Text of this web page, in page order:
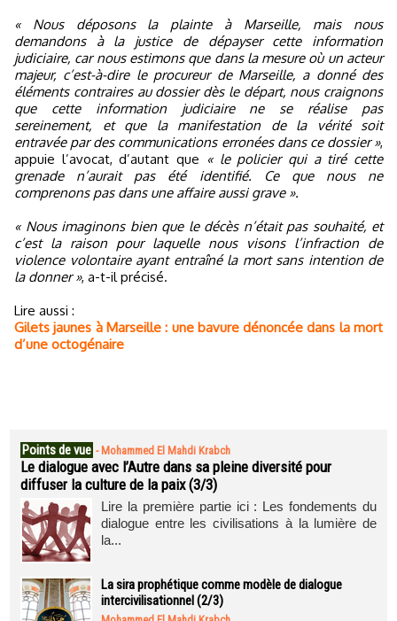
« Nous déposons la plainte à Marseille, mais nous
demandons à la justice de dépayser cette information
judiciaire, car nous estimons que dans la mesure où un acteur
majeur, c’est-à-dire le procureur de Marseille, a donné des
éléments contraires au dossier dès le départ, nous craignons
que cette information judiciaire ne se réalise pas
sereinement, et que la manifestation de la vérité soit
entravée par des communications erronées dans ce dossier »,
appuie l’avocat, d’autant que « le policier qui a tiré cette
grenade n’aurait pas été identifié. Ce que nous ne
comprenons pas dans une affaire aussi grave ».
« Nous imaginons bien que le décès n’était pas souhaité, et
c’est la raison pour laquelle nous visons l’infraction de
violence volontaire ayant entraîné la mort sans intention de
la donner », a-t-il précisé.
Lire aussi :
Gilets jaunes à Marseille : une bavure dénoncée dans la mort
d’une octogénaire
Points de vue - Mohammed El Mahdi Krabch
Le dialogue avec l’Autre dans sa pleine diversité pour
diffuser la culture de la paix (3/3)
Lire la première partie ici : Les fondements du
dialogue entre les civilisations à la lumière de
la...
La sira prophétique comme modèle de dialogue
intercivilisationnel (2/3)